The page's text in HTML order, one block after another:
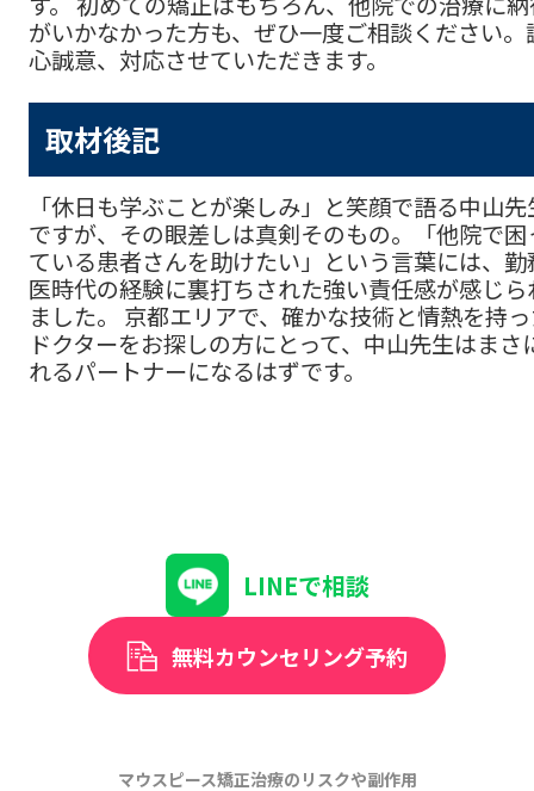
がいかなかった方も、ぜひ一度ご相談ください。
心誠意、対応させていただきます。
取材後記
「休日も学ぶことが楽しみ」と笑顔で語る中山先
ですが、その眼差しは真剣そのもの。「他院で困
ている患者さんを助けたい」という言葉には、勤
医時代の経験に裏打ちされた強い責任感が感じら
ました。 京都エリアで、確かな技術と情熱を持
ドクターをお探しの方にとって、中山先生はまさ
れるパートナーになるはずです。
LINEで相談
無料カウンセリング予約
マウスピース矯正治療のリスクや副作用